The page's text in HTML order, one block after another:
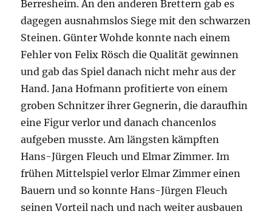
Berresheim. An den anderen Brettern gab es
dagegen ausnahmslos Siege mit den schwarzen
Steinen. Günter Wohde konnte nach einem
Fehler von Felix Rösch die Qualität gewinnen
und gab das Spiel danach nicht mehr aus der
Hand. Jana Hofmann profitierte von einem
groben Schnitzer ihrer Gegnerin, die daraufhin
eine Figur verlor und danach chancenlos
aufgeben musste. Am längsten kämpften
Hans-Jürgen Fleuch und Elmar Zimmer. Im
frühen Mittelspiel verlor Elmar Zimmer einen
Bauern und so konnte Hans-Jürgen Fleuch
seinen Vorteil nach und nach weiter ausbauen